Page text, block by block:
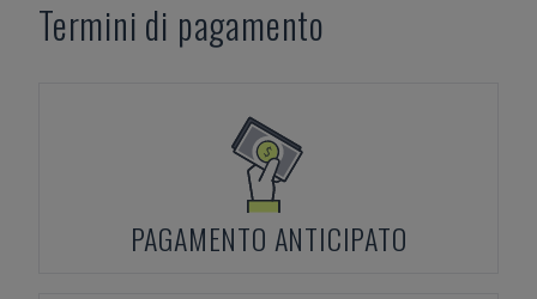
Termini di pagamento
PAGAMENTO ANTICIPATO